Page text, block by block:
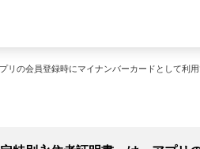
リの会員登録時にマイナンバーカードとして利